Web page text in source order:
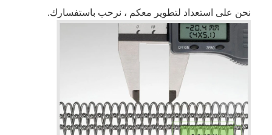
شبكة الأسلاك الحلزونية
شبكة سلكية درجة حرارة عالية
حزام شبكة الغذاء
حزام النقل على شكل قرص العسل
لوحة سلسلة ناقل
نحن على استعداد لتطوير معكم ، نرحب باستفسارك.